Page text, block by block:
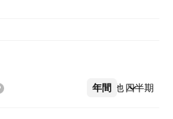
年間 四半期
その他